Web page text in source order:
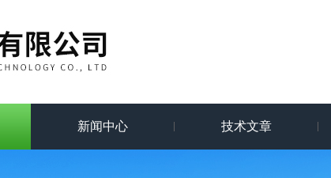
新闻中心 技术文章